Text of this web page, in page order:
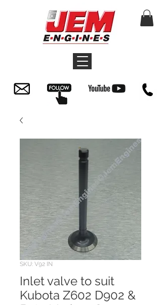
SKU: V92 IN
Inlet valve to suit
Kubota Z602 D902 &